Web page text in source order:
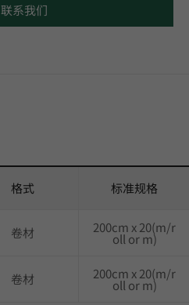
联系我们
格式 标准规格
卷材 200cm x 20(m/r
oll or m)
卷材 200cm x 20(m/r
oll or m)